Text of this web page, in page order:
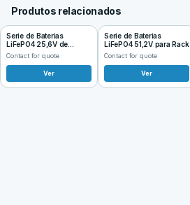
Produtos relacionados
Serie de Baterias
LiFePO4 25,6V de
Parede
Contact for quote
Ver
Serie de Baterias
LiFePO4 51,2V para Rack
Contact for quote
Ver